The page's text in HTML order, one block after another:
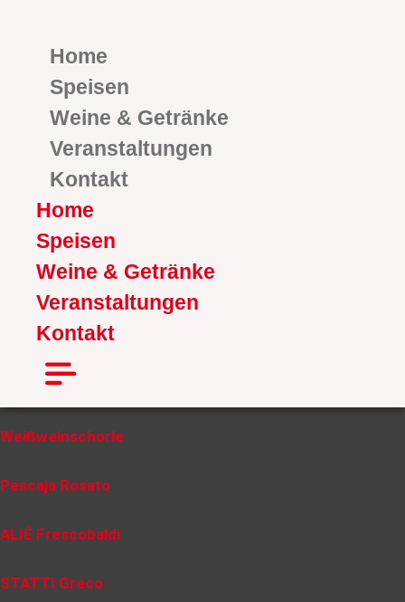
springenHome
Speisen
Weine & Getränke
Veranstaltungen
Kontakt
Home
Speisen
Weine & Getränke
Veranstaltungen
Kontakt
Weißweinschorle
Pescaja Rosato
ALIÉ Frescobaldi
STATTI Greco